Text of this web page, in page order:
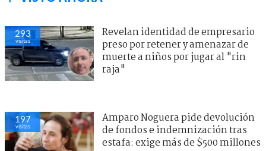
293
visitas
Revelan identidad de empresario
preso por retener y amenazar de
muerte a niños por jugar al "rin
raja"
197
visitas
Amparo Noguera pide devolución
de fondos e indemnización tras
estafa: exige más de $500 millones